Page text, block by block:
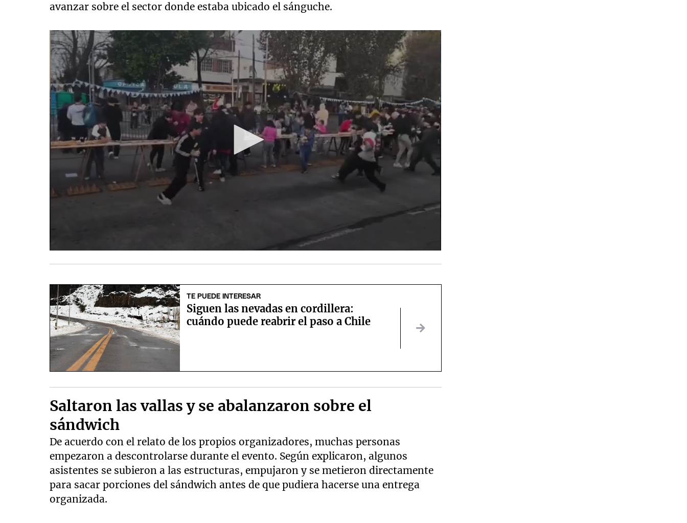
avanzar sobre el sector donde estaba ubicado el sánguche.
TE PUEDE INTERESAR
Siguen las nevadas en cordillera:
cuándo puede reabrir el paso a Chile
Saltaron las vallas y se abalanzaron sobre el
sándwich
De acuerdo con el relato de los propios organizadores, muchas personas
empezaron a descontrolarse durante el evento. Según explicaron, algunos
asistentes se subieron a las estructuras, empujaron y se metieron directamente
para sacar porciones del sándwich antes de que pudiera hacerse una entrega
organizada.